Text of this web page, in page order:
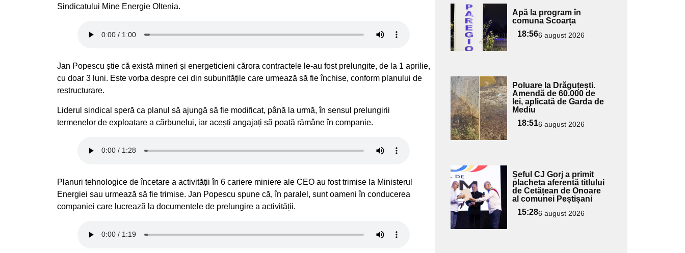
Sindicatului Mine Energie Oltenia.
Jan Popescu știe că există mineri și energeticieni cărora contractele le-au fost prelungite, de la 1 aprilie,
cu doar 3 luni. Este vorba despre cei din subunitățile care urmează să fie închise, conform planului de
restructurare.
Liderul sindical speră ca planul să ajungă să fie modificat, până la urmă, în sensul prelungirii
termenelor de exploatare a cărbunelui, iar acești angajați să poată rămâne în companie.
Planuri tehnologice de încetare a activității în 6 cariere miniere ale CEO au fost trimise la Ministerul
Energiei sau urmează să fie trimise. Jan Popescu spune că, în paralel, sunt oameni în conducerea
companiei care lucrează la documentele de prelungire a activității.
Adaugă
aici textul
pentru
subtitlu
Apă la program în
comuna Scoarța
18:566 august 2026
Adaugă
aici textul
pentru
subtitlu
Poluare la Drăguțești.
Amendă de 60.000 de
lei, aplicată de Garda de
Mediu
18:516 august 2026
Adaugă
aici textul
pentru
subtitlu
Șeful CJ Gorj a primit
placheta aferentă titlului
de Cetățean de Onoare
al comunei Peștișani
15:286 august 2026